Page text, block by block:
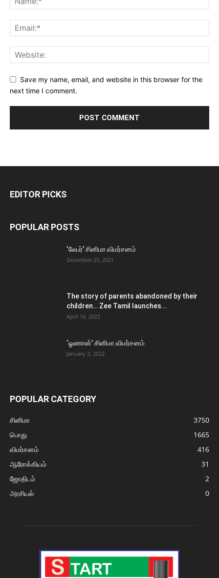
Save my name, email, and website in this browser for the
next time I comment.
EDITOR PICKS
POPULAR POSTS
‘லேபர்’ சினிமா விமர்சனம்
December 25, 2021
The story of parents abandoned by their
children… Zee Tamil launches...
April 16, 2022
‘ஓணான்’ சினிமா விமர்சனம்
January 2, 2022
POPULAR CATEGORY
சினிமா
3750
பொது
1665
விமர்சனம்
416
ஆரோக்கியம்
31
ஜோதிடம்
2
அரசியல்
0